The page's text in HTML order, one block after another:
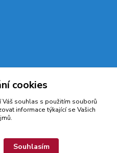
cookies
souhlas s použitím souborů
informace týkající se Vašich
Souhlasím